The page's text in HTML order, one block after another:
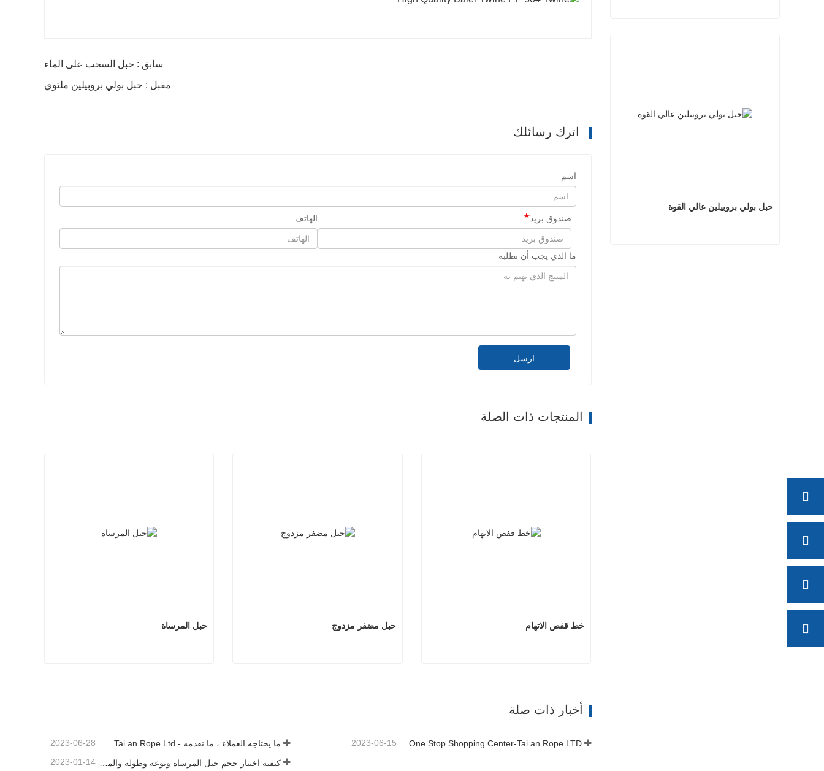
سابق : حبل السحب على الماء
مقبل : حبل بولي بروبيلين ملتوي
اترك رسائلك
اسم
صندوق بريد الهاتف
ما الذي يجب أن تطلبه
ارسل
المنتجات ذات الصلة
حبل المرساة حبل مضفر مزدوج خط قفص الاتهام
أخبار ذات صلة
ما يحتاجه العملاء ، ما نقدمه - Tai an Rope Ltd 2023-06-28 Rope Factory-One Stop Shopping Center-Tai an Rope LTD
2023-06-15
2023-01-14
حبل بولي بروبيلين عالي القوة